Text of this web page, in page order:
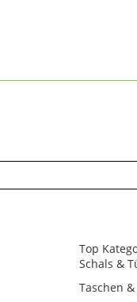
Top
Schals &
Taschen